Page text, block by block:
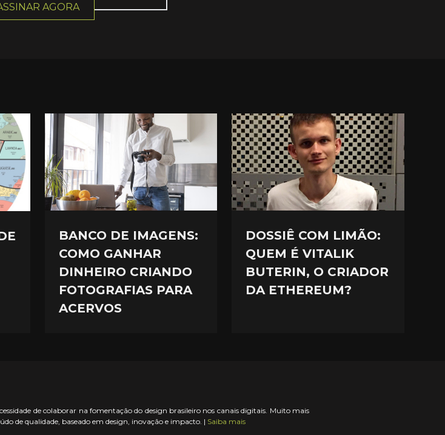
AGORA
BANCO DE IMAGENS:
COMO GANHAR
DINHEIRO CRIANDO
FOTOGRAFIAS PARA
ACERVOS
DOSSIÊ COM LIMÃO:
QUEM É VITALIK
BUTERIN, O CRIADOR
DA ETHEREUM?
de colaborar na fomentação do design brasileiro nos canais digitais. Muito mais
de qualidade, baseado em design, inovação e impacto. | Saiba mais